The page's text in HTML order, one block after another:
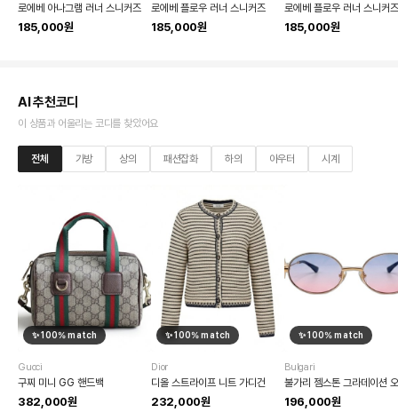
로에베 아나그램 러너 스니커즈
185,000원
로에베 플로우 러너 스니커즈
185,000원
로에베 플로우 러너 스니커즈
185,000원
AI 추천코디
이 상품과 어울리는 코디를 찾았어요
전체 가방 상의 패션잡화 하의 아우터 시계
✨100% match
Gucci
구찌 미니 GG 핸드백
382,000원
✨100% match
Dior
디올 스트라이프 니트 가디건
232,000원
✨100% match
Bulgari
196,000원